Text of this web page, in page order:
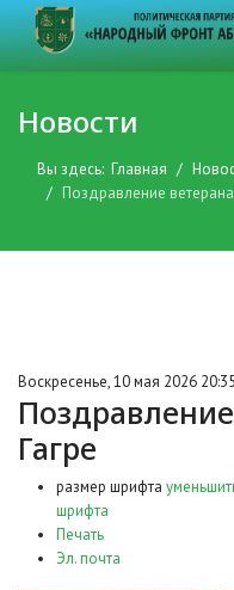
Новости
Вы здесь: Главная
Поздравление
Воскресенье, 10 мая 2026 20:35
Гагре
размер шрифта
шрифта
Печать
Эл. почта